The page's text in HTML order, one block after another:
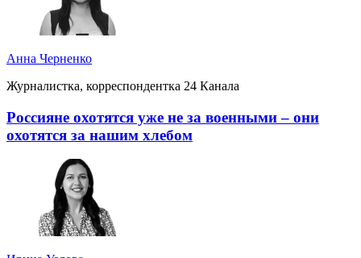
Анна Черненко
Журналистка, корреспондентка 24 Канала
Россияне охотятся уже не за военными – они
охотятся за нашим хлебом